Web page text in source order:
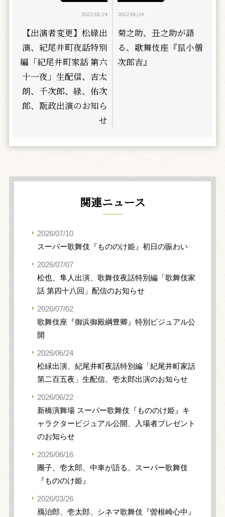
2022/01/24
【出演者変更】松緑出
演、紀尾井町夜話特別
編「紀尾井町家話 第六
十一夜」生配信、吉太
朗、千次郎、緑、佑次
郎、翫政出演のお知ら
せ
2022/01/24
菊之助、丑之助が語
る、歌舞伎座『鼠小僧
次郎吉』
関連ニュース
2026/07/10
スーパー歌舞伎『もののけ姫』初日の賑わい
2026/07/07
松也、隼人出演、歌舞伎夜話特別編「歌舞伎家
話 第四十八回」配信のお知らせ
2026/07/02
歌舞伎座『御浜御殿綱豊卿』特別ビジュアル公
開
2026/06/24
松緑出演、紀尾井町夜話特別編「紀尾井町家話
第二百五夜」生配信、壱太郎出演のお知らせ
2026/06/22
新橋演舞場 スーパー歌舞伎『もののけ姫』キ
ャラクタービジュアル公開、入場者プレゼント
のお知らせ
2026/06/16
團子、壱太郎、中車が語る、スーパー歌舞伎
『もののけ姫』
2026/03/26
鴈治郎、壱太郎、シネマ歌舞伎『曽根崎心中』